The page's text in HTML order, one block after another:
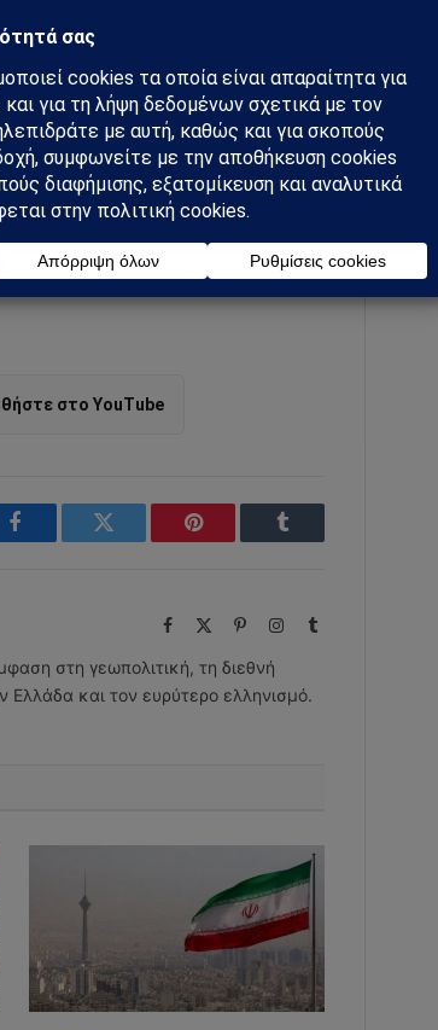
News
τις σημαντικότερες
στο YouTube
Facebook Twitter Pinterest Tumblr
Facebook PinterestInstagram
Tumblr
στη γεωπολιτική, τη διεθνή
Ελλάδα και τον ευρύτερο ελληνισμό.